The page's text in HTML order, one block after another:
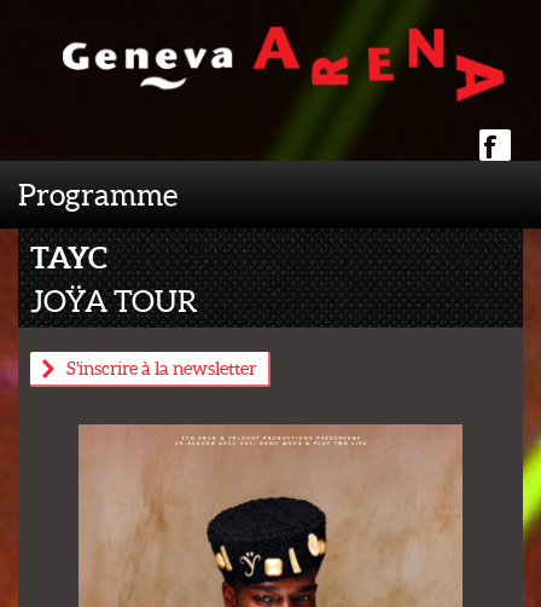
Programme
TAYC
JOŸA TOUR
S'inscrire à la newsletter